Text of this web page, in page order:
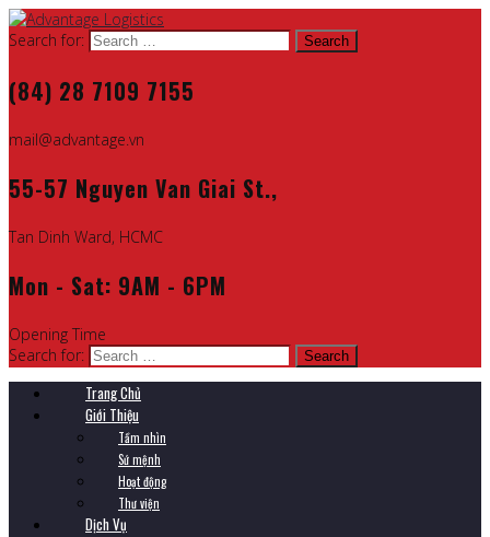
Search for:
(84) 28 7109 7155
mail@advantage.vn
55-57 Nguyen Van Giai St.,
Tan Dinh Ward, HCMC
Mon - Sat: 9AM - 6PM
Opening Time
Search for:
Trang Chủ
Giới Thiệu
Tầm nhìn
Sứ mệnh
Hoạt động
Thư viện
Dịch Vụ